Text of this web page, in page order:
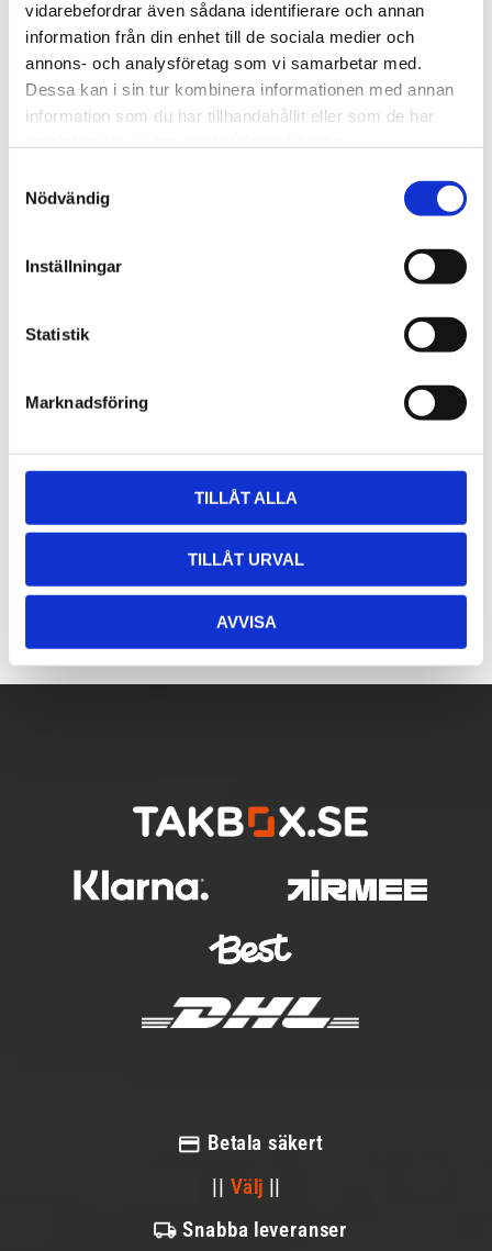
vidarebefordrar även sådana identifierare och annan
information från din enhet till de sociala medier och
annons- och analysföretag som vi samarbetar med.
Dessa kan i sin tur kombinera informationen med annan
information som du har tillhandahållit eller som de har
Nödvändig
Inställningar
Statistik
Marknadsföring
TILLÅT ALLA
TILLÅT URVAL
AVVISA
Lättmonterad
takräcken, för fordon utan
befintliga fästpunkter för
fabriksmonterade räcken.
1 795 kr
kr
Lättmonterad
Edge-takräcken, för
fordon utan befintliga
eller fabriksmonterade
räcken.
2 525kr
2 635
Betala säkert
|| Välj ||
Snabba leveranser